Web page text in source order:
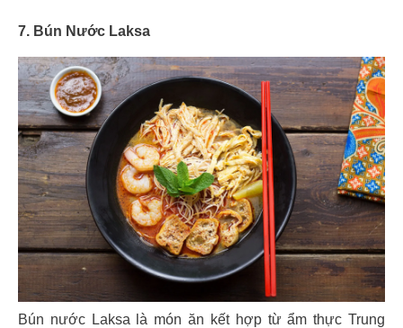
7. Bún Nước Laksa
Bún nước Laksa là món ăn kết hợp từ ẩm thực Trung